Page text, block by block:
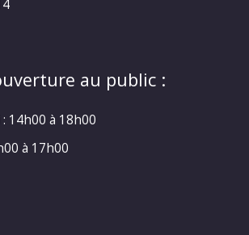
au public :
14h00 à 18h00
à 17h00